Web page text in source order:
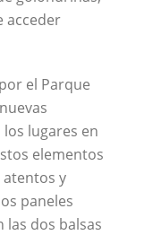
acceder
el Parque
lugares en
elementos
atentos y
paneles
dos balsas